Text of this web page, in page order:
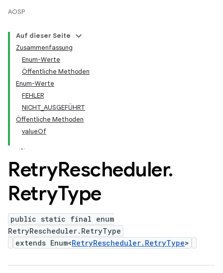
AOSP
Auf dieser Seite
Zusammenfassung
Enum-Werte
Öffentliche Methoden
Enum-Werte
FEHLER
NICHT_AUSGEFÜHRT
Öffentliche Methoden
valueOf
RetryRescheduler.
RetryType
public static final enum
RetryRescheduler.RetryType
extends Enum<RetryRescheduler.RetryType>